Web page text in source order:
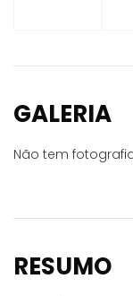
GALERIA
Não tem
RESUMO